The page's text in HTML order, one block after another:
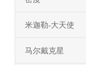
米迦勒-大天使
马尔戴克星